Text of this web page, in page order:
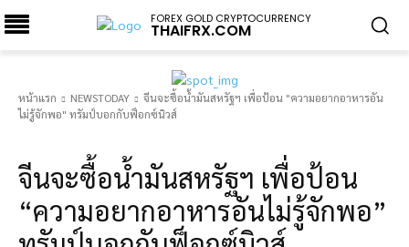
FOREX GOLD CRYPTOCURRENCY
THAIFRX.COM
หน้าแรก NEWSTODAY
จีนจะซื้อน้ำมันสหรัฐฯ เพื่อป้อน "ความอยากอาหารอัน
ไม่รู้จักพอ" ทรัมป์บอกกับฟ็อกซ์นิวส์
จีนจะซื้อน้ำมันสหรัฐฯ เพื่อป้อน
“ความอยากอาหารอันไม่รู้จักพอ”